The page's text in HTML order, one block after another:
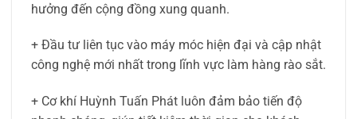
hưởng đến cộng đồng xung quanh.
+ Đầu tư liên tục vào máy móc hiện đại và cập nhật
công nghệ mới nhất trong lĩnh vực làm hàng rào sắt.
+ Cơ khí Huỳnh Tuấn Phát luôn đảm bảo tiến độ